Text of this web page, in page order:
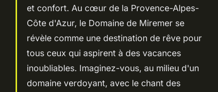
et confort. Au cœur de la Provence-Alpes-
Côte d'Azur, le Domaine de Miremer se
révèle comme une destination de rêve pour
tous ceux qui aspirent à des vacances
inoubliables. Imaginez-vous, au milieu d'un
domaine verdoyant, avec le chant des